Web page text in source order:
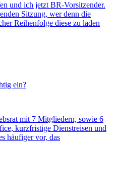
und ich jetzt BR-Vorsitzender.
Sitzung, wer denn die
Reihenfolge diese zu laden
ein?
mit 7 Mitgliedern, sowie 6
kurzfristige Dienstreisen und
häufiger vor, das